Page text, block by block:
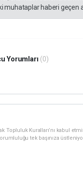
muhataplar haberi geçen
Yorumları (0)
Topluluk Kuralları’nı kabul
tek başınıza